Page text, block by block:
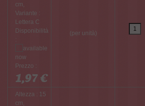
cm,
Variante :
Lettera C
Disponibilità
:
Prezzo :
1,97 €
(per unità)
Altezza : 15
cm,